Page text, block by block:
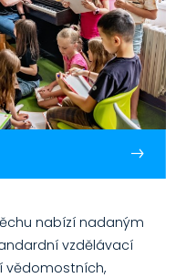
nabízí nadaným
vzdělávací
vědomostních,